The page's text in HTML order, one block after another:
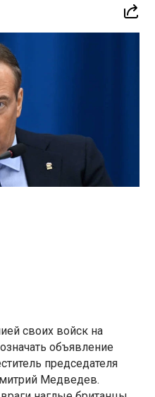
своих войск на
объявление
председателя
Медведев.